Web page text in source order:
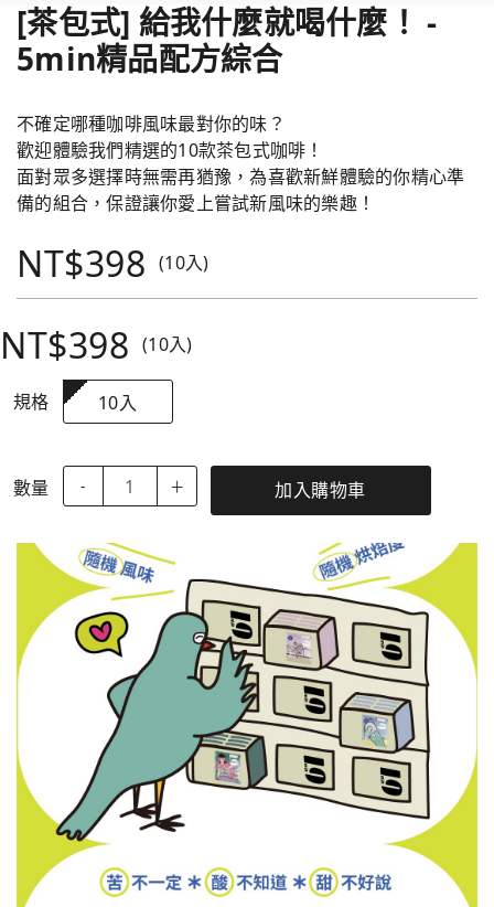
[茶包式] 給我什麼就喝什麼！ -
5min精品配方綜合
不確定哪種咖啡風味最對你的味？
歡迎體驗我們精選的10款茶包式咖啡！
面對眾多選擇時無需再猶豫，為喜歡新鮮體驗的你精心準
備的組合，保證讓你愛上嘗試新風味的樂趣！
NT$398 (10入)
NT$398 (10入)
規格 10入
數量 - ＋ 加入購物車